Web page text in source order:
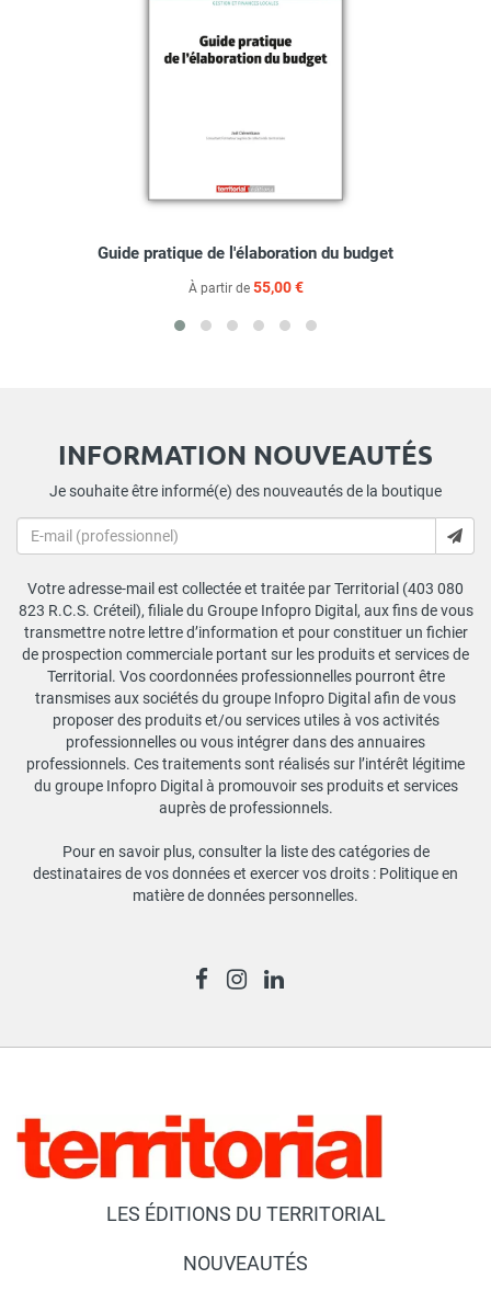
Guide pratique de l'élaboration du budget
À partir de 55,00 €
INFORMATION NOUVEAUTÉS
Je souhaite être informé(e) des nouveautés de la boutique
Votre adresse-mail est collectée et traitée par Territorial (403 080
823 R.C.S. Créteil), filiale du Groupe Infopro Digital, aux fins de vous
transmettre notre lettre d’information et pour constituer un fichier
de prospection commerciale portant sur les produits et services de
Territorial. Vos coordonnées professionnelles pourront être
transmises aux sociétés du groupe Infopro Digital afin de vous
proposer des produits et/ou services utiles à vos activités
professionnelles ou vous intégrer dans des annuaires
professionnels. Ces traitements sont réalisés sur l’intérêt légitime
du groupe Infopro Digital à promouvoir ses produits et services
auprès de professionnels.
Pour en savoir plus, consulter la liste des catégories de
destinataires de vos données et exercer vos droits : Politique en
matière de données personnelles.
LES ÉDITIONS DU TERRITORIAL
NOUVEAUTÉS